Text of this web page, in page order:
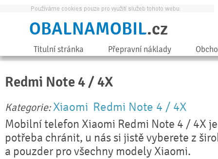
OBALNAMOBIL.cz
Titulní stránka Přepravní náklady
Redmi Note 4 / 4X
Kategorie:Xiaomi Redmi Note 4 / 4X
Mobilní telefon Xiaomi Redmi Note 4 / 4X
potřeba chránit, u nás si jistě vyberete z
a pouzder pro všechny modely Xiaomi.